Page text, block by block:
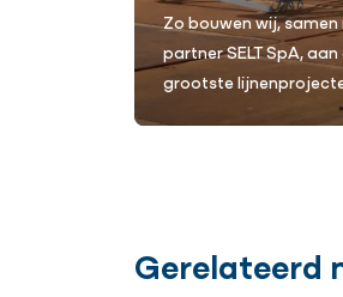
Zo bouwen wij,
partner SELT SpA,
grootste
Gerelateerd